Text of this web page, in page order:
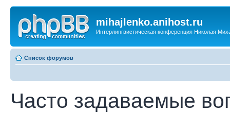
mihajlenko.anihost.ru
Интерлингвистическая конференция Николая
Список форумов
Часто задаваемые